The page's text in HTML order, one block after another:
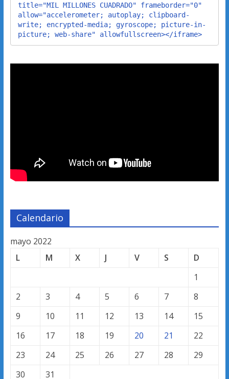
title="MIL MILLONES CUADRADO" frameborder="0"
allow="accelerometer; autoplay; clipboard-
write; encrypted-media; gyroscope; picture-in-
picture; web-share" allowfullscreen></iframe>
Calendario
mayo 2022
L
M X J V S
D
1
2
3 4 5 6 7
8
9
10 11 12 13 14
15
16
17 18 19 20 21
22
23
24 25 26 27 28
29
30
31